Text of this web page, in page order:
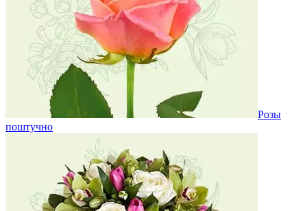
Розы
поштучно